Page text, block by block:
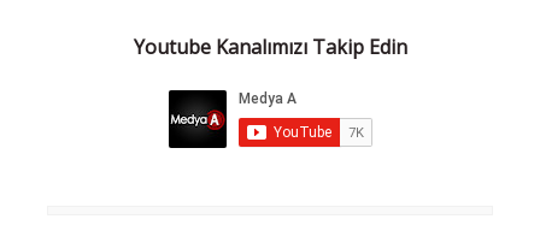
Youtube Kanalımızı Takip Edin